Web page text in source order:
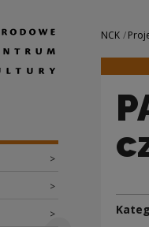
>
>
>
Nawigacja
NCK